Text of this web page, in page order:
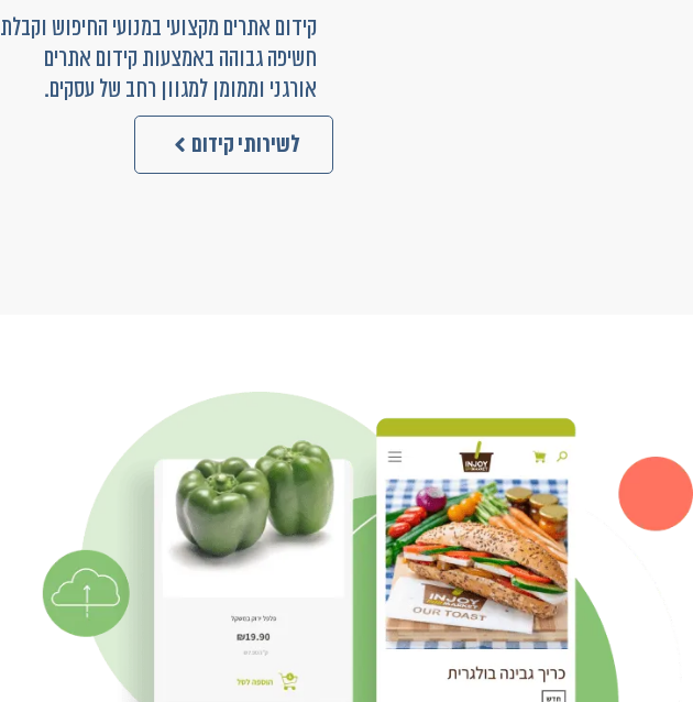
קידום אתרים מקצועי במנועי החיפוש וקבלת
חשיפה גבוהה באמצעות קידום אתרים
אורגני וממומן למגוון רחב של עסקים.
לשירותי קידום